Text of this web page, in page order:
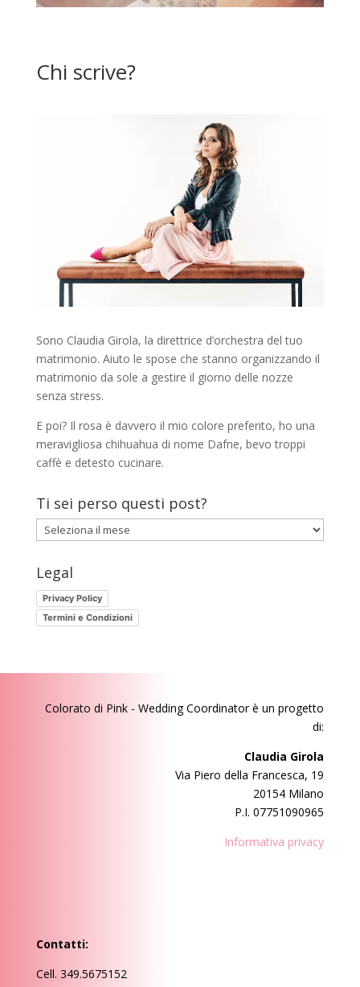
Chi scrive?
Sono Claudia Girola, la direttrice d’orchestra del tuo
matrimonio. Aiuto le spose che stanno organizzando il
matrimonio da sole a gestire il giorno delle nozze
senza stress.
E poi? Il rosa è davvero il mio colore preferito, ho una
meravigliosa chihuahua di nome Dafne, bevo troppi
caffè e detesto cucinare.
Ti sei perso questi post?
sei
perso
questi
post?
Legal
Privacy Policy
Termini e Condizioni
Colorato di Pink - Wedding Coordinatorè un progetto
di:
Claudia Girola
Via Piero della Francesca, 19
20154 Milano
P.I. 07751090965
Informativa privacy
Contatti:
Cell. 349.5675152